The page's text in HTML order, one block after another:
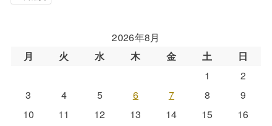
2026年8月
月
火 水 木 金 土
日
1
2
3
4 5 6 7 8
9
10
11 12 13 14 15
16